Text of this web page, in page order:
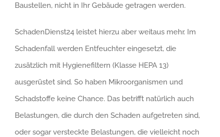
Baustellen, nicht in Ihr Gebäude getragen werden.
SchadenDienst24 leistet hierzu aber weitaus mehr. Im
Schadenfall werden Entfeuchter eingesetzt, die
zusätzlich mit Hygienefiltern (Klasse HEPA 13)
ausgerüstet sind. So haben Mikroorganismen und
Schadstoffe keine Chance. Das betrifft natürlich auch
Belastungen, die durch den Schaden aufgetreten sind,
oder sogar versteckte Belastungen, die vielleicht noch